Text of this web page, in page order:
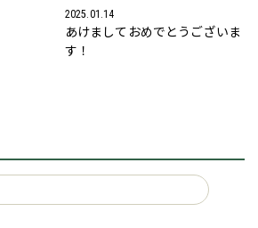
2025.01.14
あけましておめでとうございま
す！